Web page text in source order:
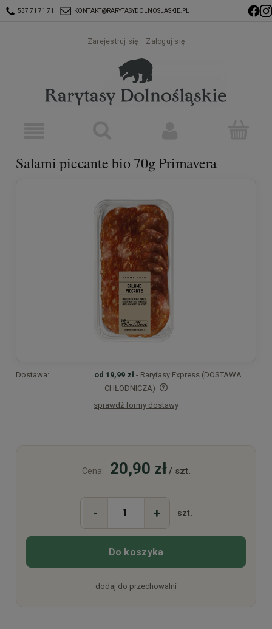
537 71 71 71 KONTAKT@RARYTASYDOLNOSLASKIE.PL
Zarejestruj się Zaloguj się
Salami piccante bio 70g Primavera
Dostawa: od 19,99 zł - Rarytasy Express (DOSTAWA
CHŁODNICZA)
Cena nie zawiera ewentualnych kosztów płatności
sprawdź formy dostawy
Cena: 20,90 zł/ szt.
- + szt.
Do koszyka
dodaj do przechowalni